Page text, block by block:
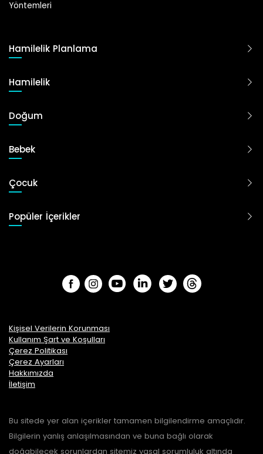
Hamilelik Planlama
Hamilelik
Doğum
Bebek
Çocuk
Popüler İçerikler
Kişisel Verilerin Korunması
Kullanım Şart ve Koşulları
Çerez Politikası
Çerez Ayarları
Hakkımızda
İletişim
Bu sitede yer alan içerikler tamamen bilgilendirme amaçlıdır.
Bilgilerin yanlış anlaşılmasından ve buna bağlı olarak
doğabilecek sorunlardan sitemiz yasal sorumluluk altında